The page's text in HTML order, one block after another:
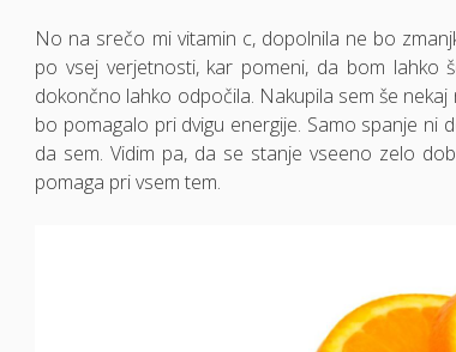
No na srečo mi vitamin c, dopolnila ne bo
po vsej verjetnosti, kar pomeni, da bom lahko
dokončno lahko odpočila. Nakupila sem še
bo pomagalo pri dvigu energije. Samo spanje ni
da sem. Vidim pa, da se stanje vseeno zelo
pomaga pri vsem tem.